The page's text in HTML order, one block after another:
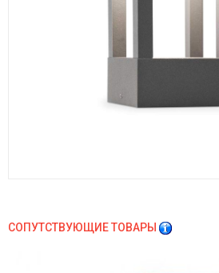
СОПУТСТВУЮЩИЕ ТОВАРЫ